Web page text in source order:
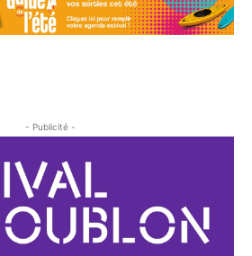
- Publicité -